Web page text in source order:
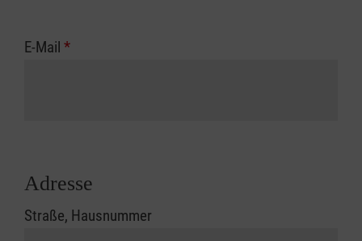
E-Mail *
Adresse
Straße, Hausnummer